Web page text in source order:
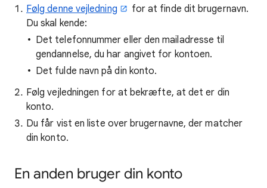
Følg denne vejledning
for at finde dit brugernavn.
Du skal kende:
Det telefonnummer eller den mailadresse til
gendannelse, du har angivet for kontoen.
Det fulde navn på din konto.
Følg vejledningen for at bekræfte, at det er din
konto.
Du får vist en liste over brugernavne, der matcher
din konto.
En anden bruger din konto